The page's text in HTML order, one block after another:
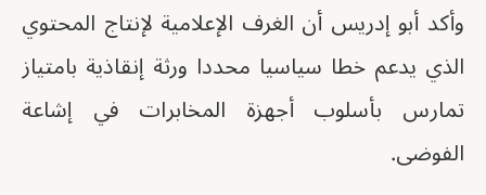
وأكد أبو إدريس أن الغرف الإعلامية لإنتاج المحتوي
الذي يدعم خطا سياسيا محددا ورثة إنقاذية بامتياز
تمارس بأسلوب أجهزة المخابرات في إشاعة
الفوضى.